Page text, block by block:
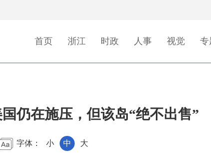
首页 浙江 时政 人事 视觉 专
仍在施压，但该岛“绝不出售”
字体： 小 中 大